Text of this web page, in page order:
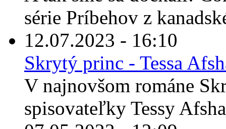
série Príbehov z
12.07.2023 - 16:10
Skrytý princ - Tessa
V najnovšom románe
spisovateľky Tessy